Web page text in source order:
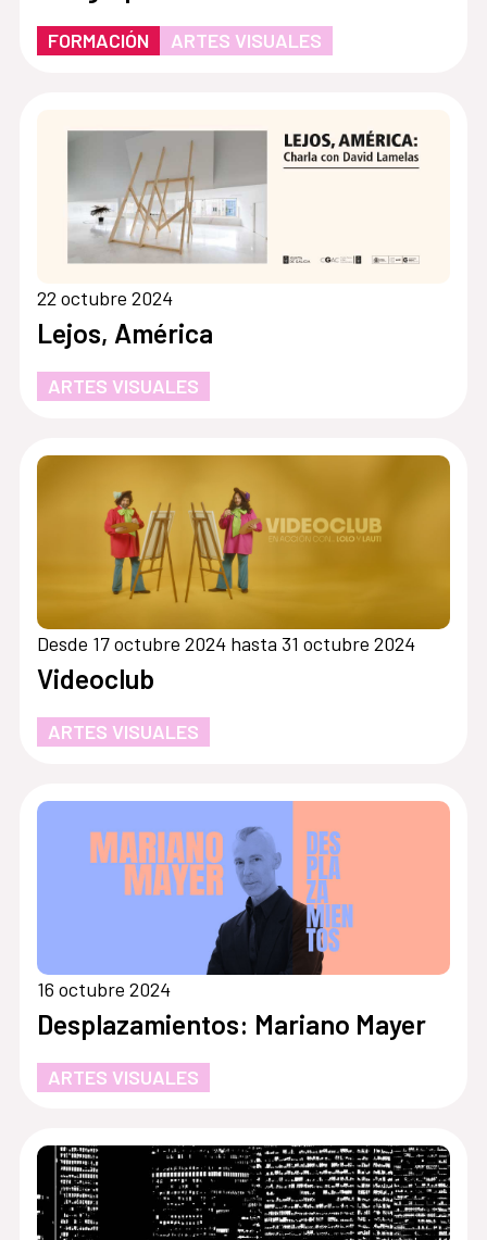
FORMACIÓN ARTES VISUALES
22 octubre 2024
Lejos, América
ARTES VISUALES
Desde 17 octubre 2024 hasta 31 octubre 2024
Videoclub
ARTES VISUALES
16 octubre 2024
Desplazamientos: Mariano Mayer
ARTES VISUALES